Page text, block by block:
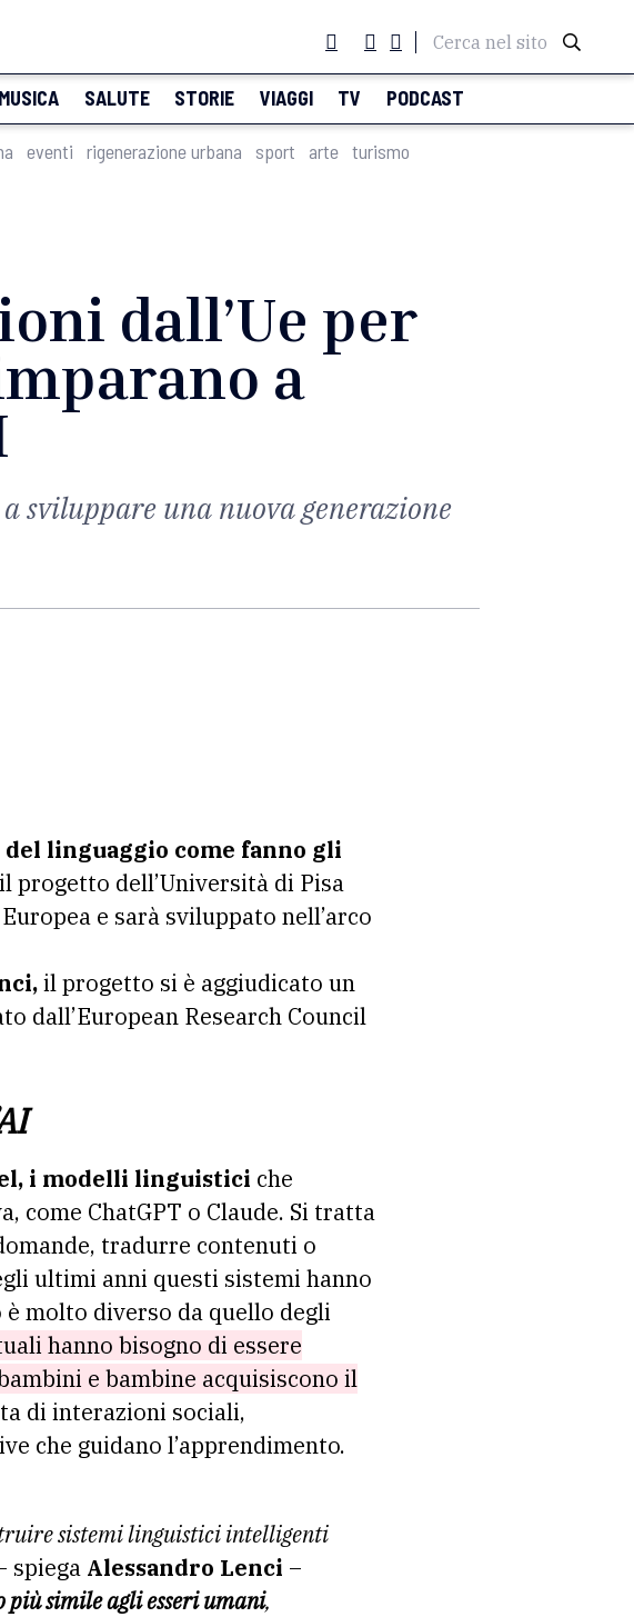
Cerca nel sito
MUSICA SALUTE STORIE VIAGGI TV PODCAST
eventi rigenerazione urbana sport arte turismo
dall’Ue per
a
sviluppare una nuova generazione
del linguaggio come fanno gli
progetto dell’Università di Pisa
e sarà sviluppato nell’arco
il progetto si è aggiudicato un
dall’European Research Council
i modelli linguistici che
come ChatGPT o Claude. Si tratta
tradurre contenuti o
ultimi anni questi sistemi hanno
molto diverso da quello degli
hanno bisogno di essere
e bambine acquisiscono il
di interazioni sociali,
che guidano l’apprendimento.
sistemi linguistici intelligenti
spiega Alessandro Lenci –
simile agli esseri umani,